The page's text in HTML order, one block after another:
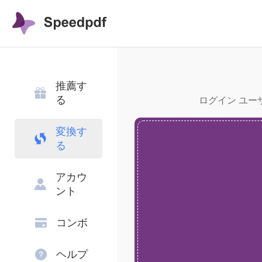
推薦す
る
変換す
る
アカウ
ント
コンボ
ヘルプ
ログイン ユー